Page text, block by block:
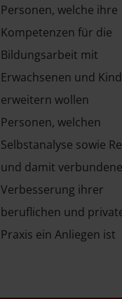
Personen, welche ihre
Kompetenzen für die
Bildungsarbeit mit
Erwachsenen und
erweitern wollen
Personen, welchen
Selbstanalyse sowie
und damit
Verbesserung ihrer
beruflichen und
Praxis ein Anliegen ist